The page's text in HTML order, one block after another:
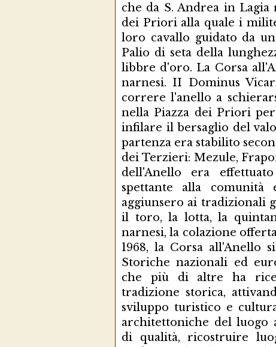
che da S. Andrea in
dei Priori alla quale i
loro cavallo guidato da
Palio di seta della
libbre d'oro. La Corsa
narnesi. II Dominus
correre l'anello a
nella Piazza dei Priori
infilare il bersaglio del
partenza era stabilito
dei Terzieri: Mezule,
dell'Anello era
spettante alla comunità
aggiunsero ai tradizionali
il toro, la lotta, la
narnesi, la colazione
1968, la Corsa all'Anello
Storiche nazionali ed
che più di altre ha
tradizione storica,
sviluppo turistico e
architettoniche del luogo
di qualità, ricostruire